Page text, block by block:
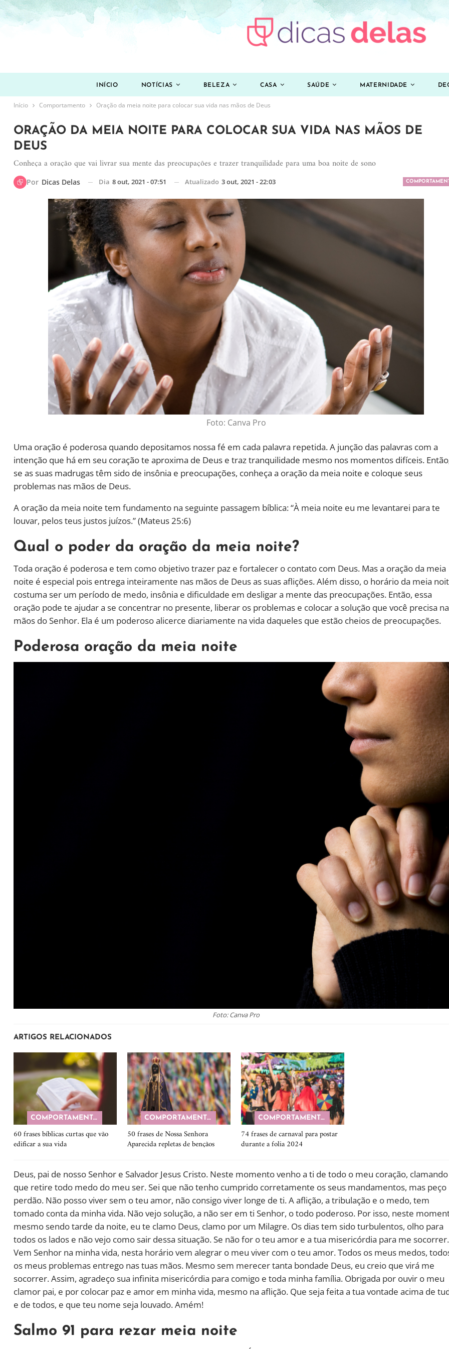
INÍCIO NOTÍCIAS BELEZA CASA SAÚDE MATERNIDADE
Início Comportamento Oração da meia noite para colocar sua vida nas mãos de Deus
ORAÇÃO DA MEIA NOITE PARA COLOCAR SUA VIDA NAS MÃOS DE
DEUS
Conheça a oração que vai livrar sua mente das preocupações e trazer tranquilidade para uma boa noite de sono
Por Dicas Delas Dia 8 out, 2021 - 07:51 Atualizado 3 out, 2021 - 22:03
Foto: Canva Pro
Uma oração é poderosa quando depositamos nossa fé em cada palavra repetida. A junção das palavras com a
intenção que há em seu coração te aproxima de Deus e traz tranquilidade mesmo nos momentos difíceis.
se as suas madrugas têm sido de insônia e preocupações, conheça a oração da meia noite e coloque seus
problemas nas mãos de Deus.
A oração da meia noite tem fundamento na seguinte passagem bíblica: “À meia noite eu me levantarei para te
louvar, pelos teus justos juízos.” (Mateus 25:6)
Qual o poder da oração da meia noite?
Toda oração é poderosa e tem como objetivo trazer paz e fortalecer o contato com Deus. Mas a oração da meia
noite é especial pois entrega inteiramente nas mãos de Deus as suas aflições. Além disso, o horário da meia
costuma ser um período de medo, insônia e dificuldade em desligar a mente das preocupações. Então, essa
oração pode te ajudar a se concentrar no presente, liberar os problemas e colocar a solução que você precisa
mãos do Senhor. Ela é um poderoso alicerce diariamente na vida daqueles que estão cheios de preocupações.
Poderosa oração da meia noite
Foto: Canva Pro
ARTIGOS RELACIONADOS
COMPORTAMENTO
60 frases bíblicas curtas que vão
edificar a sua vida
COMPORTAMENTO
50 frases de Nossa Senhora
Aparecida repletas de bençãos
COMPORTAMENTO
74 frases de carnaval para postar
durante a folia 2024
Deus, pai de nosso Senhor e Salvador Jesus Cristo. Neste momento venho a ti de todo o meu coração, clamando
que retire todo medo do meu ser. Sei que não tenho cumprido corretamente os seus mandamentos, mas peço
perdão. Não posso viver sem o teu amor, não consigo viver longe de ti. A aflição, a tribulação e o medo, tem
tomado conta da minha vida. Não vejo solução, a não ser em ti Senhor, o todo poderoso. Por isso, neste
mesmo sendo tarde da noite, eu te clamo Deus, clamo por um Milagre. Os dias tem sido turbulentos, olho para
todos os lados e não vejo como sair dessa situação. Se não for o teu amor e a tua misericórdia para me socorrer.
Vem Senhor na minha vida, nesta horário vem alegrar o meu viver com o teu amor. Todos os meus medos,
os meus problemas entrego nas tuas mãos. Mesmo sem merecer tanta bondade Deus, eu creio que virá me
socorrer. Assim, agradeço sua infinita misericórdia para comigo e toda minha família. Obrigada por ouvir o meu
clamor pai, e por colocar paz e amor em minha vida, mesmo na aflição. Que seja feita a tua vontade acima de
e de todos, e que teu nome seja louvado. Amém!
Salmo 91 para rezar meia noite